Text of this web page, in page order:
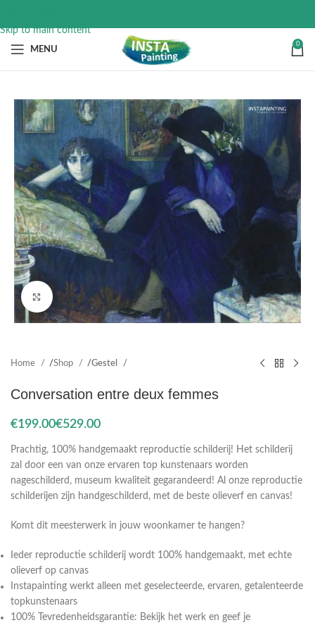
Skip to main content
MENU
0
Click to enlarge
Home Shop Gestel
Conversation entre deux femmes
€ €
Prachtig, 100% handgemaakt reproductie schilderij! Het schilderij
zal door een van onze ervaren top kunstenaars worden
nageschilderd, museum kwaliteit gegarandeerd! Al onze reproductie
schilderijen zijn handgeschilderd, met de beste olieverf en canvas!
Komt dit meesterwerk in jouw woonkamer te hangen?
Ieder reproductie schilderij wordt 100% handgemaakt, met echte
olieverf op canvas
Instapainting werkt alleen met geselecteerde, ervaren, getalenteerde
topkunstenaars
100% Tevredenheidsgarantie: Bekijk het werk en geef je